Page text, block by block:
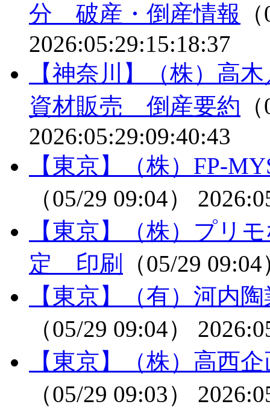
分 破産・倒産情報
2026:05:29:15:18:37
【神奈川】（株）高
資材販売 倒産要約
2026:05:29:09:40:43
【東京】（株）FP-
（05/29 09:04）
【東京】（株）プリ
定 印刷
（05/29
【東京】（有）河内
（05/29 09:04）
【東京】（株）高西
（05/29 09:03）